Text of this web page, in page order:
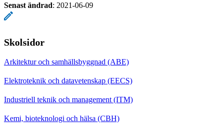
Senast ändrad: 2021-06-09
Skolsidor
Arkitektur och samhällsbyggnad (ABE)
Elektroteknik och datavetenskap (EECS)
Industriell teknik och management (ITM)
Kemi, bioteknologi och hälsa (CBH)